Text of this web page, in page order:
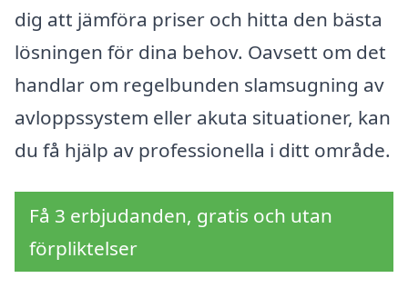
dig att jämföra priser och hitta den bästa
lösningen för dina behov. Oavsett om det
handlar om regelbunden slamsugning av
avloppssystem eller akuta situationer, kan
du få hjälp av professionella i ditt område.
Få 3 erbjudanden, gratis och utan
förpliktelser